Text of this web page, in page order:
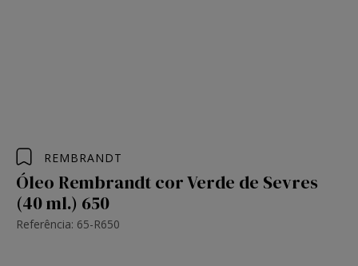
REMBRANDT
Óleo Rembrandt cor Verde de Sevres
(40 ml.) 650
Referência: 65-R650